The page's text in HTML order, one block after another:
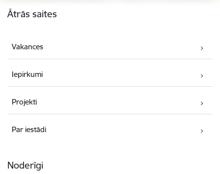
Ātrās saites
Vakances
Iepirkumi
Projekti
Par iestādi
Noderīgi